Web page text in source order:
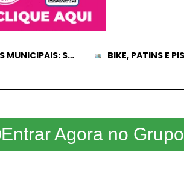
FESTAS MUNICIPAIS: SIMÕES PROMULGA LEI DE TETO PARA CACHÊS PAGOS COM DINHEIRO PÚBLICO
Entrar Agora no Grupo